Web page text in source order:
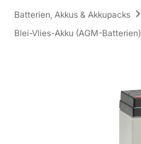
Batterien, Akkus & Akkupacks
Blei-Vlies-Akku (AGM-Batterien)